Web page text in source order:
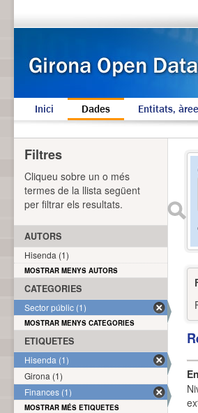
Inici Dades Entitats,
Filtres
Cliqueu sobre un o més
termes de la llista següent
per filtrar els resultats.
AUTORS
Hisenda (1)
MOSTRAR MENYS AUTORS
CATEGORIES
Sector públic (1)
MOSTRAR MENYS CATEGORIES
ETIQUETES
Hisenda (1)
Girona (1)
Finances (1)
MOSTRAR MÉS ETIQUETES